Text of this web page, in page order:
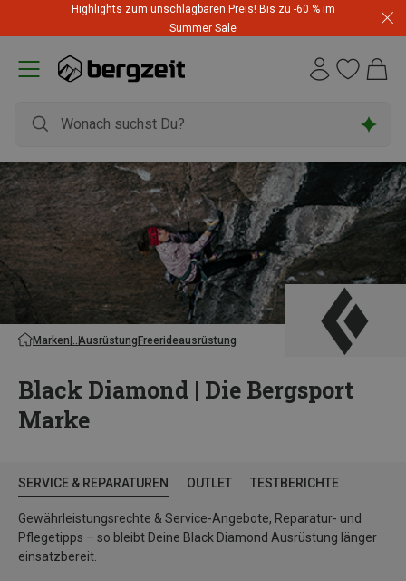
Highlights zum unschlagbaren Preis! Bis zu -60 % im
Summer Sale
Marken AusrüstungFreerideausrüstung
Black Diamond | Die Bergsport
Marke
SERVICE & REPARATUREN OUTLET TESTBERICHTE
Gewährleistungsrechte & Service-Angebote, Reparatur- und
Pflegetipps – so bleibt Deine Black Diamond Ausrüstung länger
einsatzbereit.